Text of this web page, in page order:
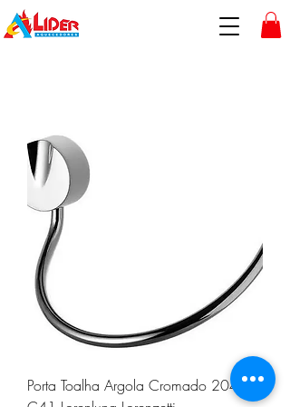
Porta Toalha Argola Cromado 2049